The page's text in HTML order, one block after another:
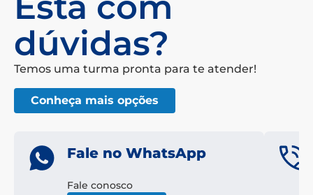
dúvidas?
Temos uma turma pronta para te atender!
Conheça mais opções
Fale no WhatsApp
Fale conosco